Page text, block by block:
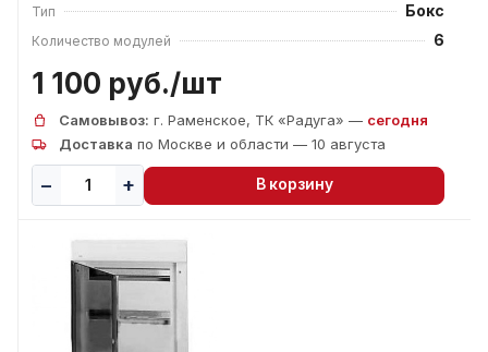
Тип Бокс
Количество модулей 6
1 100 руб./шт
Самовывоз: г. Раменское, ТК «Радуга» — сегодня
Доставка по Москве и области — 10 августа
В корзину